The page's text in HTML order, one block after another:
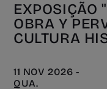
EXPOSIÇÃO
OBRA Y
CULTURA
11 NOV 2026 -
QUA.